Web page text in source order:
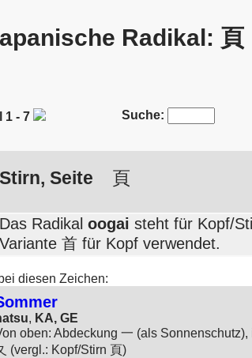
Radikal: 頁
1 - 7 Suche:
Stirn, Seite 頁
Das Radikal oogai steht für Kopf/
Variante 首 für Kopf verwendet.
diesen Zeichen:
, KA, GE
oben: Abdeckung 一 (als
(vergl.: Kopf/Stirn 頁)